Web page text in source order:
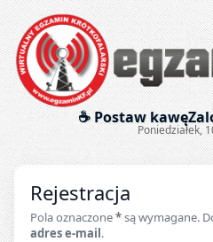
☕ Postaw kawę
Poniedziałek,
Rejestracja
Pola oznaczone*są wymagane.
adres e-mail.